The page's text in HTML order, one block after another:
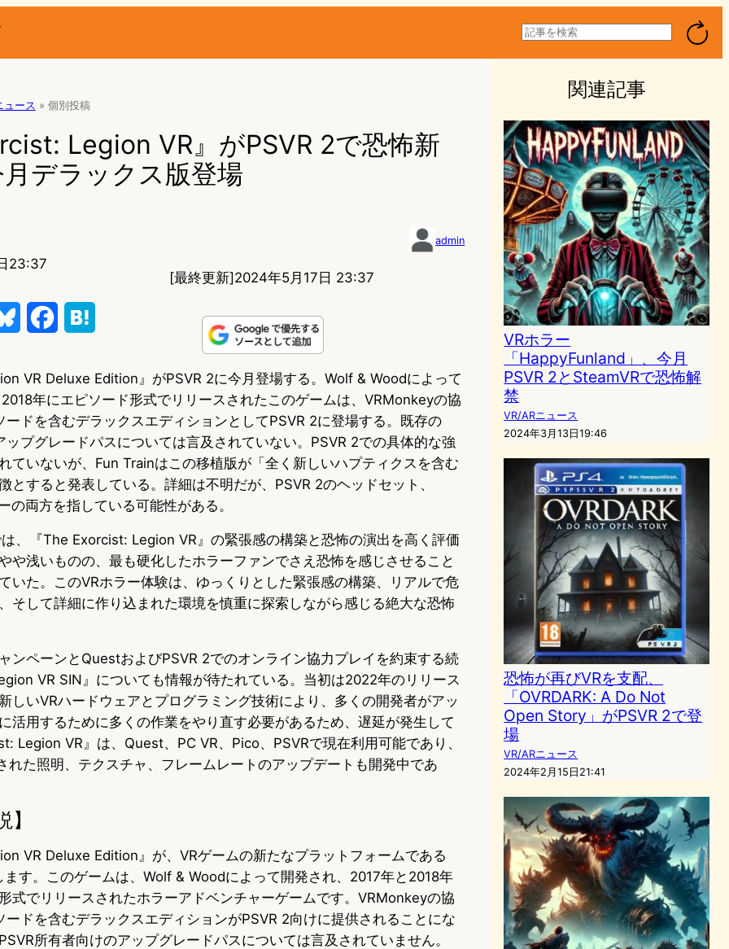
検
索
ュース » 個別投稿
Legion VR』がPSVR 2で恐怖新
デラックス版登場
admin
23:37
[最終更新]2024年5月17日 23:37
u
s
k
y
c
e
b
o
o
k
t
n
a
VR Deluxe Edition』がPSVR 2に今月登場する。Wolf & Woodによって
年にエピソード形式でリリースされたこのゲームは、VRMonkeyの協
ドを含むデラックスエディションとしてPSVR 2に登場する。既存の
ップグレードパスについては言及されていない。PSVR 2での具体的な強
ていないが、Fun Trainはこの移植版が「全く新しいハプティクスを含む
とすると発表している。詳細は不明だが、PSVR 2のヘッドセット、
の両方を指している可能性がある。
、『The Exorcist: Legion VR』の緊張感の構築と恐怖の演出を高く評価
や浅いものの、最も硬化したホラーファンでさえ恐怖を感じさせること
いた。このVRホラー体験は、ゆっくりとした緊張感の構築、リアルで危
そして詳細に作り込まれた環境を慎重に探索しながら感じる絶大な恐怖
ンペーンとQuestおよびPSVR 2でのオンライン協力プレイを約束する続
VR SIN』についても情報が待たれている。当初は2022年のリリース
しいVRハードウェアとプログラミング技術により、多くの開発者がアッ
活用するために多くの作業をやり直す必要があるため、遅延が発生して
Legion VR』は、Quest、PC VR、Pico、PSVRで現在利用可能であり、
れた照明、テクスチャ、フレームレートのアップデートも開発中であ
VR Deluxe Edition』が、VRゲームの新たなプラットフォームである
ます。このゲームは、Wolf & Woodによって開発され、2017年と2018年
式でリリースされたホラーアドベンチャーゲームです。VRMonkeyの協
ドを含むデラックスエディションがPSVR 2向けに提供されることにな
所有者向けのアップグレードパスについては言及されていません。
関連記事
VRホラー
「HappyFunland」、今月
PSVR 2とSteamVRで恐怖解
禁
VR/ARニュース
2024年3月13日19:46
恐怖が再びVRを支配、
「OVRDARK: A Do Not
Open Story」がPSVR 2で登
場
VR/ARニュース
2024年2月15日21:41